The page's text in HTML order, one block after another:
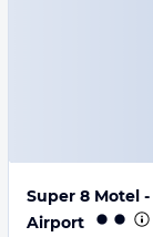
Super 8 Motel
Airport